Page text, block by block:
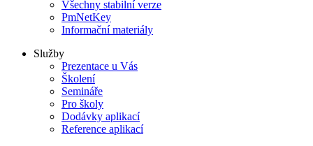
Všechny stabilní verze
PmNetKey
Informační materiály
Služby
Prezentace u Vás
Školení
Semináře
Pro školy
Dodávky aplikací
Reference aplikací